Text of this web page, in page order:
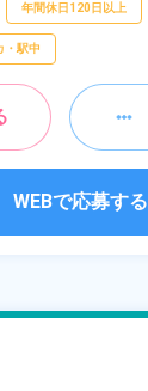
年間休日120日以上
・駅中
WEBで応募する